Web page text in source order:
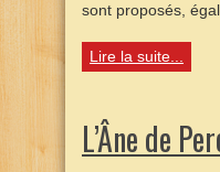
sont proposés,
Lire la suite...
L’Âne de